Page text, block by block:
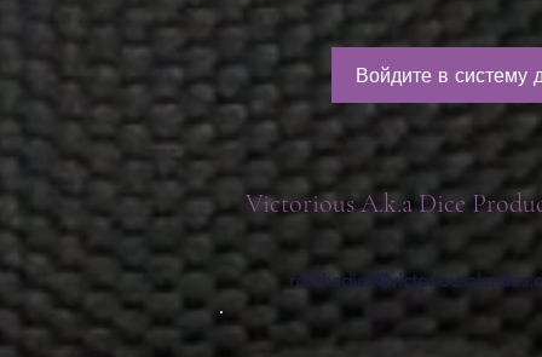
Войдите в систему
Victorious A.k.a Dice